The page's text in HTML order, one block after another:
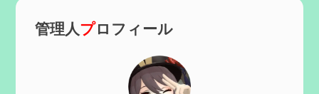
第６０回 炎神マーヴィカの性能、探索に
第５９回 アチーブメント「対決者・２」
管理人プロフィール